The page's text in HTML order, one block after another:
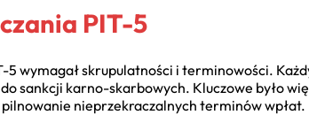
PIT-5
wymagał skrupulatności i terminowości.
sankcji karno-skarbowych. Kluczowe było
nieprzekraczalnych terminów wpłat.